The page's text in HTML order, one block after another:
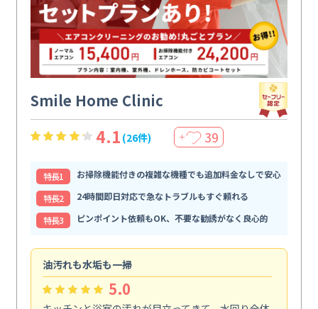
Smile Home Clinic
4.1 (26件) ＋ 39
特⻑1
お掃除機能付きの複雑な機種でも追加料金なしで安心
特⻑2
24時間即日対応で急なトラブルもすぐ頼れる
特⻑3
ピンポイント依頼もOK、不要な勧誘がなく良心的
油汚れも水垢も一掃
5.0